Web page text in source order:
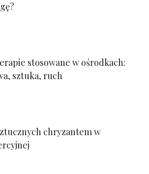
stosowane w ośrodkach:
sztuka, ruch
chryzantem w